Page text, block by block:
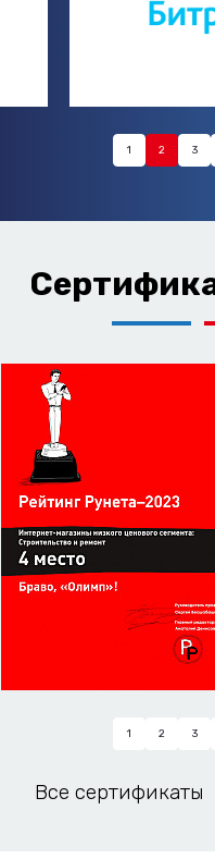
1 2 3
1 2 3
Все сертификаты